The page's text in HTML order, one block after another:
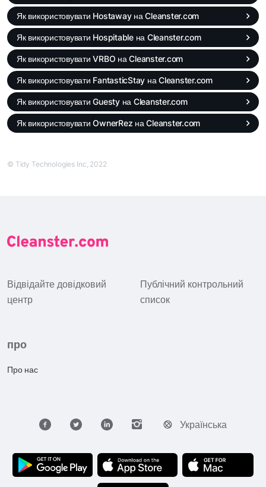
Як використовувати Hostaway на Cleanster.com
Як використовувати Hospitable на Cleanster.com
Як використовувати VRBO на Cleanster.com
Як використовувати FantasticStay на Cleanster.com
Як використовувати Guesty на Cleanster.com
Як використовувати OwnerRez на Cleanster.com
© Tidy Technologies Inc, 2022
Відвідайте довідковий
центр
Публічний контрольний
список
про
Про нас
Українська